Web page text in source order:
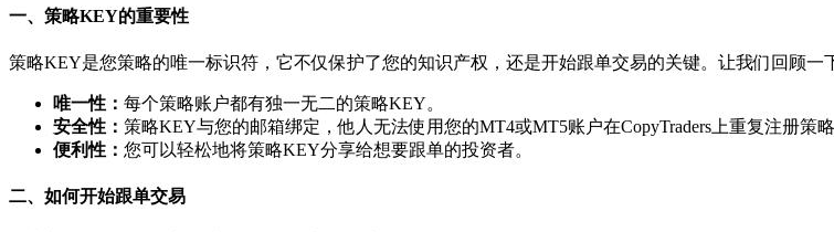
一、策略KEY的重要性
策略KEY是您策略的唯一标识符，它不仅保护了您的知识产权，还是开始跟单交易的关键。让我们回顾一
唯一性： 每个策略账户都有独一无二的策略KEY。
安全性： 策略KEY与您的邮箱绑定，他人无法使用您的MT4或MT5账户在CopyTraders上重复注册策略
便利性： 您可以轻松地将策略KEY分享给想要跟单的投资者。
二、如何开始跟单交易